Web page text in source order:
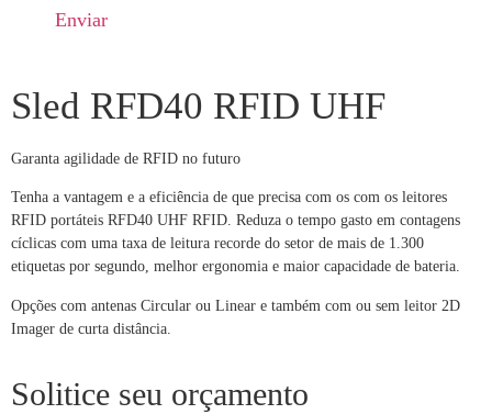
Enviar
Sled RFD40 RFID UHF
Garanta agilidade de RFID no futuro
Tenha a vantagem e a eficiência de que precisa com os com os leitores
RFID portáteis RFD40 UHF RFID. Reduza o tempo gasto em contagens
cíclicas com uma taxa de leitura recorde do setor de mais de 1.300
etiquetas por segundo, melhor ergonomia e maior capacidade de bateria.
Opções com antenas Circular ou Linear e também com ou sem leitor 2D
Imager de curta distância.
Solitice seu orçamento